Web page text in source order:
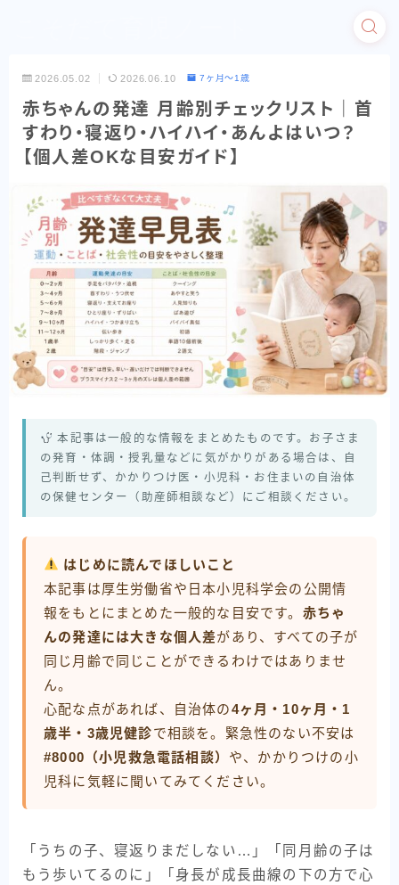
2026.05.02 2026.06.10 7ヶ月〜1歳
赤ちゃんの発達 月齢別チェックリスト｜首
すわり・寝返り・ハイハイ・あんよはいつ？
【個人差OKな目安ガイド】
本記事は一般的な情報をまとめたものです。お子さま
の発育・体調・授乳量などに気がかりがある場合は、自
己判断せず、かかりつけ医・小児科・お住まいの自治体
の保健センター（助産師相談など）にご相談ください。
はじめに読んでほしいこと
本記事は厚生労働省や日本小児科学会の公開情
報をもとにまとめた一般的な目安です。 赤ちゃ
んの発達には大きな個人差があり、すべての子が
同じ月齢で同じことができるわけではありませ
ん。
心配な点があれば、自治体の4ヶ月・10ヶ月・1
歳半・3歳児健診で相談を。緊急性のない不安は
#8000（小児救急電話相談） や、かかりつけの小
児科に気軽に聞いてみてください。
「うちの子、寝返りまだしない…」「同月齢の子は
もう歩いてるのに」「身長が成長曲線の下の方で心